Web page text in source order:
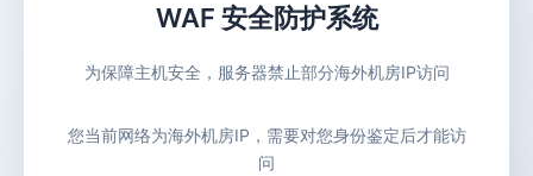
WAF 安全防护系统
为保障主机安全，服务器禁止部分海外机房IP访问
您当前网络为海外机房IP，需要对您身份鉴定后才能访
问